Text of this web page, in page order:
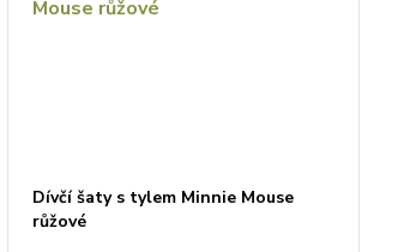
Dívčí šaty s tylem Minnie Mouse
růžové